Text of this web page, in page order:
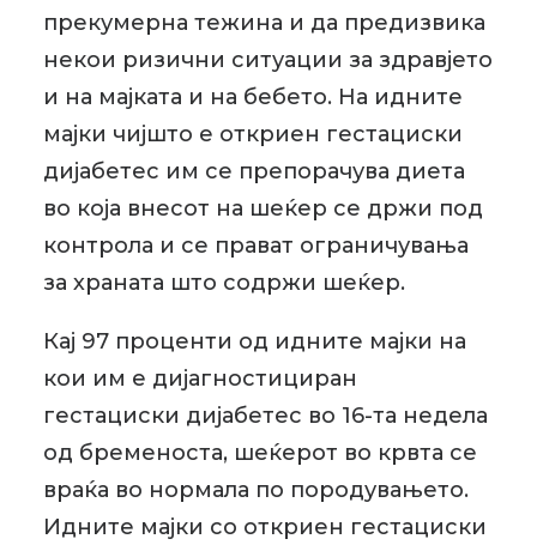
прекумерна тежина и да предизвика
некои ризични ситуации за здравјето
и на мајката и на бебето. На идните
мајки чијшто е откриен гестациски
дијабетес им се препорачува диета
во која внесот на шеќер се држи под
контрола и се прават ограничувања
за храната што содржи шеќер.
Кај 97 проценти од идните мајки на
кои им е дијагностициран
гестациски дијабетес во 16-та недела
од бременоста, шеќерот во крвта се
враќа во нормала по породувањето.
Идните мајки со откриен гестациски